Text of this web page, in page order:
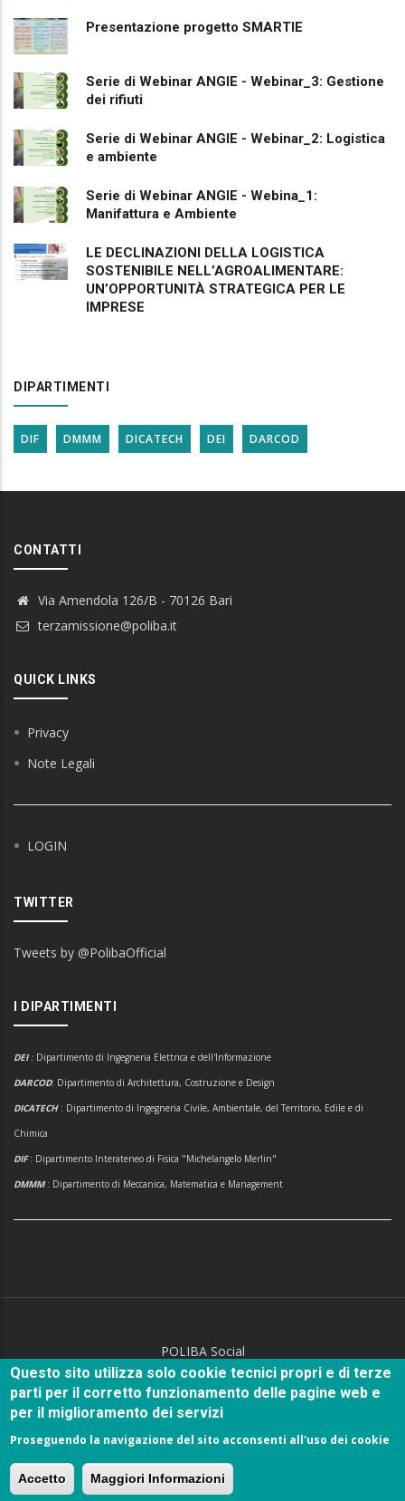
Presentazione progetto SMARTIE
Serie di Webinar ANGIE - Webinar_3: Gestione
dei rifiuti
Serie di Webinar ANGIE - Webinar_2: Logistica
e ambiente
Serie di Webinar ANGIE - Webina_1:
Manifattura e Ambiente
LE DECLINAZIONI DELLA LOGISTICA
SOSTENIBILE NELL’AGROALIMENTARE:
UN’OPPORTUNITÀ STRATEGICA PER LE
IMPRESE
DIPARTIMENTI
DIF DMMM DICATECH DEI DARCOD
CONTATTI
Via Amendola 126/B - 70126 Bari
terzamissione@poliba.it
QUICK LINKS
Privacy
Note Legali
LOGIN
TWITTER
Tweets by @PolibaOfficial
I DIPARTIMENTI
DEI : Dipartimento di Ingegneria Elettrica e dell'Informazione
DARCOD: Dipartimento di Architettura, Costruzione e Design
DICATECH : Dipartimento di Ingegneria Civile, Ambientale, del Territorio, Edile e di
Chimica
DIF: Dipartimento Interateneo di Fisica "Michelangelo Merlin"
DMMM: Dipartimento di Meccanica, Matematica e Management
POLIBA Social
© CopyrightPolitecnico di Bari
Questo sito utilizza solo cookie tecnici propri e di terze
parti per il corretto funzionamento delle pagine web e
per il miglioramento dei servizi
Proseguendo la navigazione del sito acconsenti all'uso dei cookie
Accetto Maggiori Informazioni